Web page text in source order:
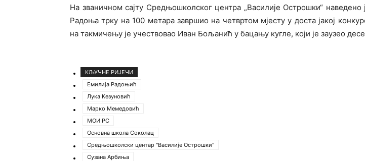
На званичном сајту Средњошколског центра „Василије Острошки“ наведено
Радоња трку на 100 метара завршио на четвртом мјесту у доста јакој
на такмичењу је учествовао Иван Бољанић у бацању кугле, који је заузео
КЉУЧНЕ РИЈЕЧИ
Емилија Радоњић
Лука Кезуновић
Марко Мемедовић
МОИ РС
Основна школа Соколац
Средњошколски центар "Василије Острошки"
Сузана Арбиња